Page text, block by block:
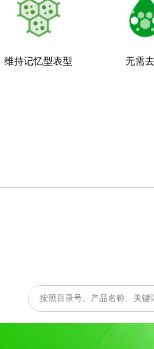
维持记忆型表型 无需